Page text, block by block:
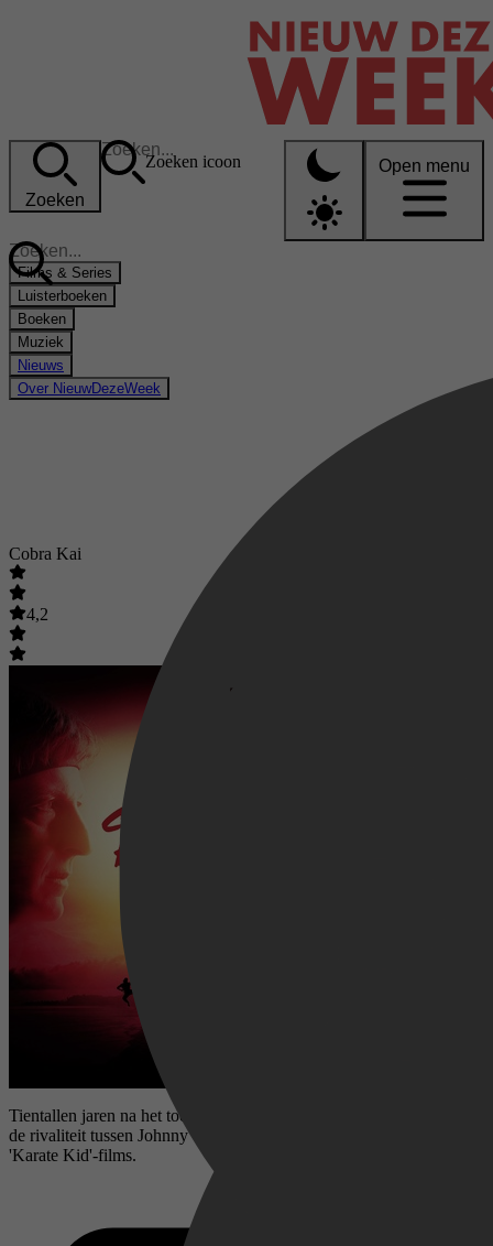
Zoeken
Zoeken icoon Open menu
Films & Series
Luisterboeken
Boeken
Muziek
Nieuws
Over NieuwDezeWeek
Cobra Kai
4,2
Tientallen jaren na het toernooi dat hun leven veranderde, ontbrandt
de rivaliteit tussen Johnny en Daniel opnieuw in deze sequel op de
'Karate Kid'-films.